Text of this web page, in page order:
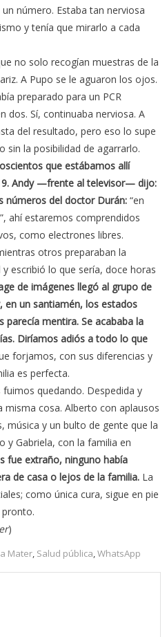
número. Estaba tan nerviosa
y tenía que mirarlo a cada
no solo recogían muestras de la
A Pupo se le aguaron los ojos.
preparado para un PCR
dos. Sí, continuaba nerviosa. A
del resultado, pero eso lo supe
la posibilidad de agarrarlo.
que estábamos allí
Andy —frente al televisor— dijo:
números del doctor Durán:“en
ahí estaremos comprendidos
como electrones libres.
otros preparaban la
escribió lo que sería, doce horas
de imágenes llegó al grupo de
en un santiamén, los estados
mentira. Se acababa la
Diríamos adiós a todo lo que
forjamos, con sus diferencias y
es perfecta.
quedando. Despedida y
cosa. Alberto con aplausos
música y un bulto de gente que la
y Gabriela, con la familia en
fue extraño, ninguno había
de casa o lejos de la familia.La
como única cura, sigue en pie
)
Mater, Salud pública WhatsApp